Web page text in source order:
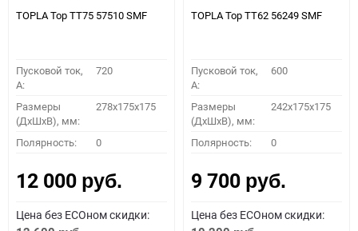
TOPLA Top TT75 57510 SMF
Пусковой ток,
A:
720
Размеры
(ДхШхВ), мм:
278x175x175
Полярность: 0
12 000 руб.
Цена без ECOном скидки:
TOPLA Top TT62 56249 SMF
Пусковой ток,
A:
600
Размеры
(ДхШхВ), мм:
242x175x175
Полярность: 0
9 700 руб.
Цена без ECOном скидки: